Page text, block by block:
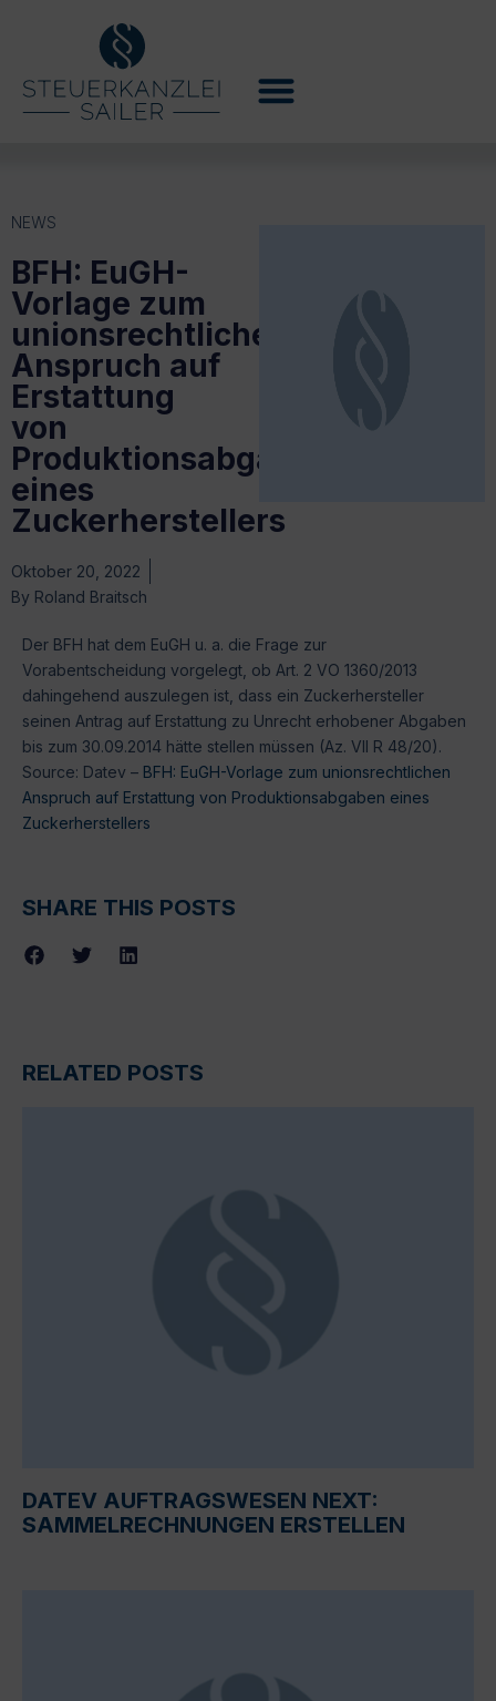
NEWS
BFH: EuGH-
Vorlage zum
unionsrechtlichen
Anspruch auf
Erstattung
von
Produktionsabgaben
eines
Zuckerherstellers
Oktober 20, 2022
By Roland Braitsch
Der BFH hat dem EuGH u. a. die Frage zur
Vorabentscheidung vorgelegt, ob Art. 2 VO 1360/2013
dahingehend auszulegen ist, dass ein Zuckerhersteller
seinen Antrag auf Erstattung zu Unrecht erhobener Abgaben
bis zum 30.09.2014 hätte stellen müssen (Az. VII R 48/20).
Source: Datev – BFH: EuGH-Vorlage zum unionsrechtlichen
Anspruch auf Erstattung von Produktionsabgaben eines
Zuckerherstellers
SHARE THIS POSTS
RELATED POSTS
DATEV AUFTRAGSWESEN NEXT:
SAMMELRECHNUNGEN ERSTELLEN